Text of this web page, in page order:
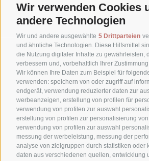
Wir verwenden Cookies
andere Technologien
Wir und andere ausgewählte 5 Drittparteien
und ähnliche Technologien. Diese Hilfsmittel
die Nutzung digitaler Inhalte zu gewährleisten,
verbessern und, vorbehaltlich Ihrer
Wir können Ihre Daten zum Beispiel für
verwenden: speichern von oder zugriff auf
endgerät, verwendung reduzierter daten zur
werbeanzeigen, erstellung von profilen für
verwendung von profilen zur auswahl
erstellung von profilen zur personalisierung
verwendung von profilen zur auswahl
messung der werbeleistung, messung der
analyse von zielgruppen durch statistiken oder
daten aus verschiedenen quellen, entwicklung
Waldheimweg 1
39030 Sexten
Downloads